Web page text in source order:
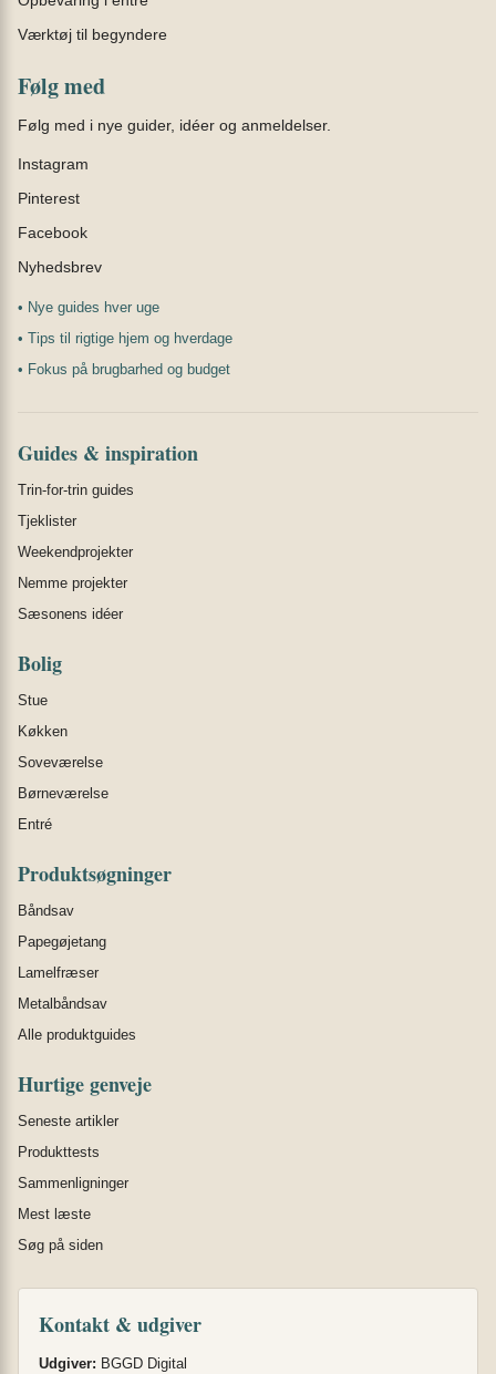
Værktøj til begyndere
Følg med
Følg med i nye guider, idéer og anmeldelser.
Instagram
Pinterest
Facebook
Nyhedsbrev
• Nye guides hver uge
• Tips til rigtige hjem og hverdage
• Fokus på brugbarhed og budget
Guides & inspiration
Trin-for-trin guides
Tjeklister
Weekendprojekter
Nemme projekter
Sæsonens idéer
Bolig
Stue
Køkken
Soveværelse
Børneværelse
Entré
Produktsøgninger
Båndsav
Papegøjetang
Lamelfræser
Metalbåndsav
Alle produktguides
Hurtige genveje
Seneste artikler
Produkttests
Sammenligninger
Mest læste
Søg på siden
Kontakt & udgiver
Udgiver: BGGD Digital